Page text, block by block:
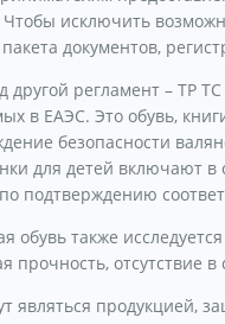
исключить
документов,
другой регламент – ТР
в ЕАЭС. Это обувь,
безопасности
для детей включают
подтверждению
обувь также
прочность, отсутствие
являться продукцией,